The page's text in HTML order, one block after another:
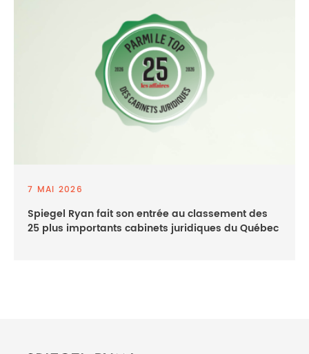
7 MAI 2026
Spiegel Ryan fait son entrée au classement des
25 plus importants cabinets juridiques du Québec